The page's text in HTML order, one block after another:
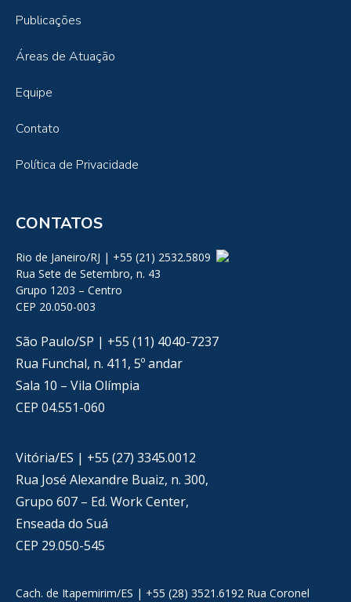
Publicações
Áreas de Atuação
Equipe
Contato
Política de Privacidade
CONTATOS
Rio de Janeiro/RJ | +55 (21) 2532.5809
Rua Sete de Setembro, n. 43
Grupo 1203 – Centro
CEP 20.050-003
São Paulo/SP | +55 (11) 4040-7237
Rua Funchal, n. 411, 5º andar
Sala 10 – Vila Olímpia
CEP 04.551-060
Vitória/ES | +55 (27) 3345.0012
Rua José Alexandre Buaiz, n. 300,
Grupo 607 – Ed. Work Center,
Enseada do Suá
CEP 29.050-545
Cach. de Itapemirim/ES | +55 (28) 3521.6192 Rua Coronel